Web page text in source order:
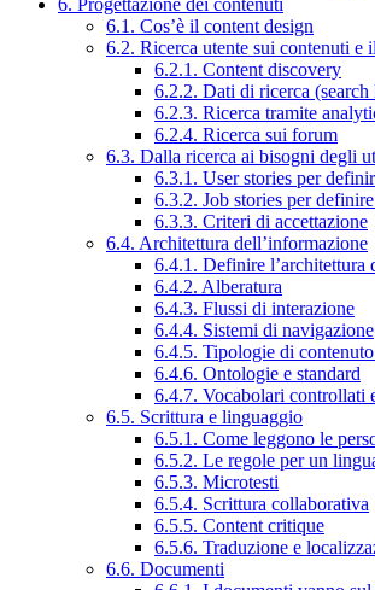
6. Progettazione dei contenuti
6.1. Cos’è il content design
6.2. Ricerca utente sui contenuti e
6.2.1. Content discovery
6.2.2. Dati di ricerca
6.2.3. Ricerca tramite
6.2.4. Ricerca sui forum
6.3. Dalla ricerca ai bisogni degli
6.3.1. User stories per
6.3.2. Job stories per
6.3.3. Criteri di accettazione
6.4. Architettura dell’informazione
6.4.1. Definire l’architettura
6.4.2. Alberatura
6.4.3. Flussi di interazione
6.4.4. Sistemi di navigazione
6.4.5. Tipologie di
6.4.6. Ontologie e standard
6.4.7. Vocabolari controllati
6.5. Scrittura e linguaggio
6.5.1. Come leggono le
6.5.2. Le regole per un
6.5.3. Microtesti
6.5.4. Scrittura collaborativa
6.5.5. Content critique
6.5.6. Traduzione e
6.6. Documenti